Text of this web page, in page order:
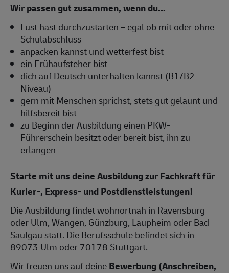
Wir passen gut zusammen, wenn du...
Lust hast durchzustarten – egal ob mit oder ohne
Schulabschluss
anpacken kannst und wetterfest bist
ein Frühaufsteher bist
dich auf Deutsch unterhalten kannst (B1/B2
Niveau)
gern mit Menschen sprichst, stets gut gelaunt und
hilfsbereit bist
zu Beginn der Ausbildung einen PKW-
Führerschein besitzt oder bereit bist, ihn zu
erlangen
Starte mit uns deine Ausbildung zur Fachkraft für
Kurier-, Express- und Postdienstleistungen!
Die Ausbildung findet wohnortnah in Ravensburg
oder Ulm, Wangen, Günzburg, Laupheim oder Bad
Saulgau statt. Die Berufsschule befindet sich in
89073 Ulm oder 70178 Stuttgart.
Wir freuen uns auf deineBewerbung (Anschreiben,